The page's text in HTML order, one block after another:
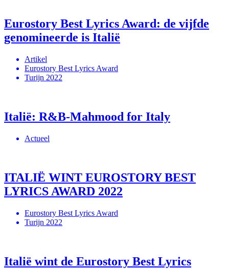
Eurostory Best Lyrics Award: de vijfde
genomineerde is Italië
Artikel
Eurostory Best Lyrics Award
Turijn 2022
Italië: R&B-Mahmood for Italy
Actueel
ITALIË WINT EUROSTORY BEST
LYRICS AWARD 2022
Eurostory Best Lyrics Award
Turijn 2022
Italië wint de Eurostory Best Lyrics